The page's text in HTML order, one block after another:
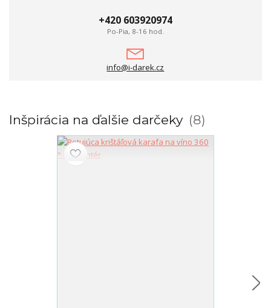
+420 603920974
Po-Pia, 8-16 hod.
info@i-darek.cz
Inšpirácia na ďalšie darčeky 8